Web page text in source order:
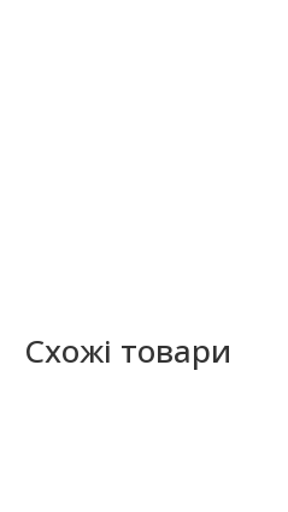
Схожі товари